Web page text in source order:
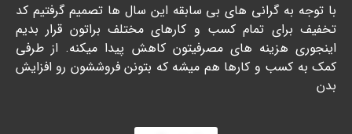
با توجه به گرانی های بی سابقه این سال ها تصمیم گرفتیم کد
تخفیف برای تمام کسب و کارهای مختلف براتون قرار بدیم
اینجوری هزینه های مصرفیتون کاهش پیدا میکنه. از طرفی
کمک به کسب و کارها هم میشه که بتونن فروششون رو افزایش
بدن